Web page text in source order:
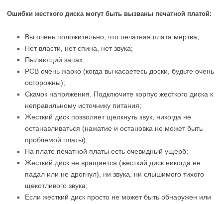
Ошибки жесткого диска могут быть вызваны печатной платой:
Вы очень положительно, что печатная плата мертва;
Нет власти, нет спина, нет звука;
Пылающий запах;
PCB очень жарко (когда вы касаетесь доски, будьте очень
осторожны);
Скачок напряжения. Подключите корпус жесткого диска к
неправильному источнику питания;
Жесткий диск позволяет щелкнуть звук, никогда не
останавливаться (нажатие и остановка не может быть
проблемой платы);
На плате печатной платы есть очевидный ущерб;
Жесткий диск не вращается (жесткий диск никогда не
падал или не дрогнул), ни звука, ни слышимого тихого
щекотливого звука;
Если жесткий диск просто не может быть обнаружен или